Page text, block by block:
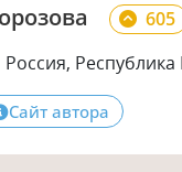
605
Россия,
Сайт автора